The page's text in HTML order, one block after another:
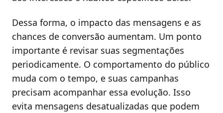
Dessa forma, o impacto das mensagens e as
chances de conversão aumentam. Um ponto
importante é revisar suas segmentações
periodicamente. O comportamento do público
muda com o tempo, e suas campanhas
precisam acompanhar essa evolução. Isso
evita mensagens desatualizadas que podem